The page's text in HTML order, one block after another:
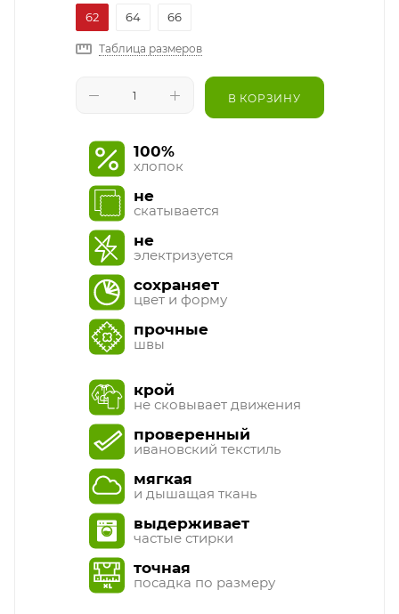
62
64 66
Таблица размеров
В КОРЗИНУ
100%
хлопок
не
скатывается
не
электризуется
сохраняет
цвет и форму
прочные
швы
крой
не сковывает движения
проверенный
ивановский текстиль
мягкая
и дышащая ткань
выдерживает
частые стирки
точная
посадка по размеру